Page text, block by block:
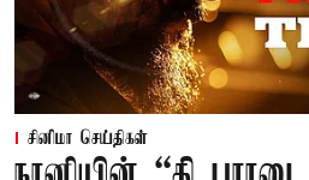
சினிமா செய்திகள்